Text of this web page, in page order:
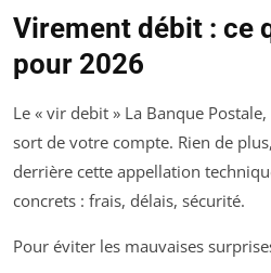
Virement débit : ce
pour 2026
Le « vir debit » La Banque
sort de votre compte. Rien de
derrière cette appellation
concrets : frais, délais, sécurité.
Pour éviter les mauvaises